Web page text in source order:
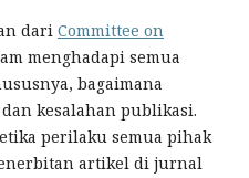
dari Committee on
menghadapi semua
bagaimana
kesalahan publikasi.
perilaku semua pihak
artikel di jurnal